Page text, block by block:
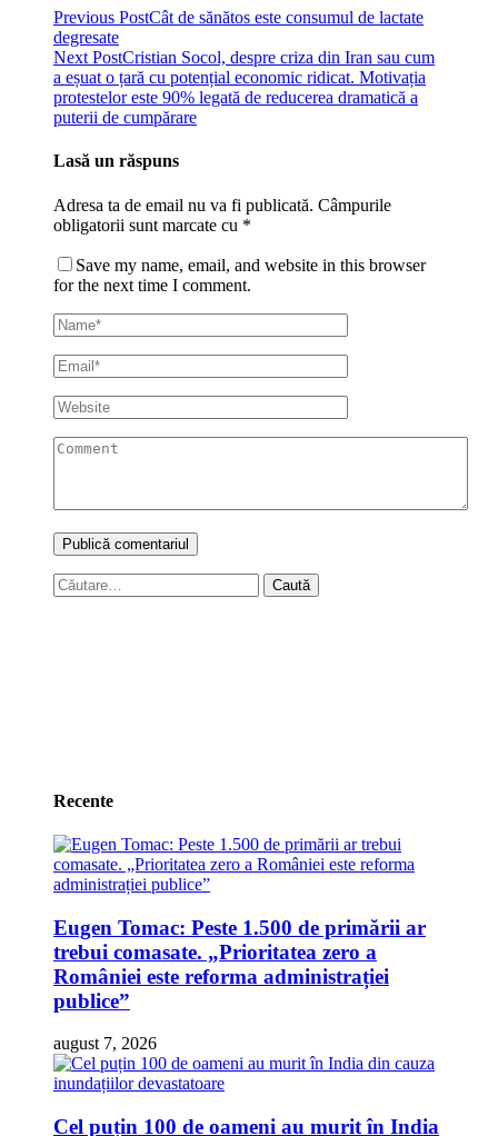
Previous PostCât de sănătos este consumul de lactate
degresate
Next PostCristian Socol, despre criza din Iran sau cum
a eșuat o țară cu potențial economic ridicat. Motivația
protestelor este 90% legată de reducerea dramatică a
puterii de cumpărare
Lasă un răspuns
Adresa ta de email nu va fi publicată. Câmpurile
obligatorii sunt marcate cu *
Save my name, email, and website in this browser
for the next time I comment.
Caută
după:
Recente
Eugen Tomac: Peste 1.500 de primării ar
trebui comasate. „Prioritatea zero a
României este reforma administrației
publice”
august 7, 2026
Cel puțin 100 de oameni au murit în India